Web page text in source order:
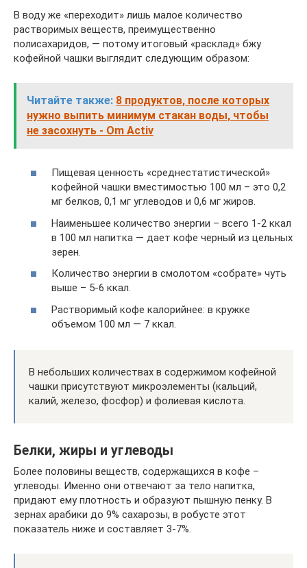
В воду же «переходит» лишь малое количество
растворимых веществ, преимущественно
полисахаридов, — потому итоговый «расклад» бжу
кофейной чашки выглядит следующим образом:
Читайте также: 8 продуктов, после которых
нужно выпить минимум стакан воды, чтобы
не засохнуть - Om Activ
Пищевая ценность «среднестатистической»
кофейной чашки вместимостью 100 мл – это 0,2
мг белков, 0,1 мг углеводов и 0,6 мг жиров.
Наименьшее количество энергии – всего 1-2 ккал
в 100 мл напитка — дает кофе черный из цельных
зерен.
Количество энергии в смолотом «собрате» чуть
выше – 5-6 ккал.
Растворимый кофе калорийнее: в кружке
объемом 100 мл — 7 ккал.
В небольших количествах в содержимом кофейной
чашки присутствуют микроэлементы (кальций,
калий, железо, фосфор) и фолиевая кислота.
Белки, жиры и углеводы
Более половины веществ, содержащихся в кофе –
углеводы. Именно они отвечают за тело напитка,
придают ему плотность и образуют пышную пенку. В
зернах арабики до 9% сахарозы, в робусте этот
показатель ниже и составляет 3-7%.